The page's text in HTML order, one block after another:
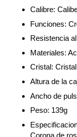
Calibre:
Funciones:
Resistencia
Materiales:
Cristal:
Altura de la
Ancho de
Peso: 139g
Corona de